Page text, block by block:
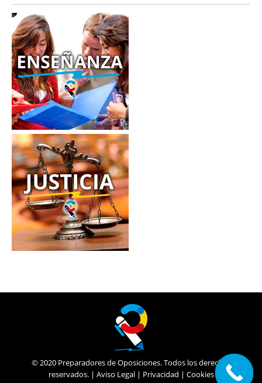
© 2020 Preparadores de Oposiciones. Todos los derechos
reservados. | Aviso Legal| Privacidad | Cookies